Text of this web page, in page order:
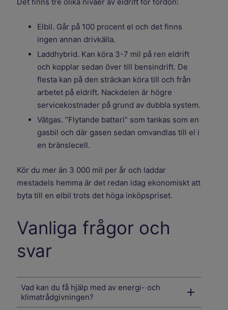
Elbil. Går på 100 procent el och det finns
ingen annan drivkälla.
Laddhybrid. Kan köra 3-7 mil på ren eldrift
och kopplar sedan över till bensindrift. De
flesta kan på den sträckan köra till och från
arbetet på eldrift. Nackdelen är högre
servicekostnader på grund av dubbla system.
Vätgas. ”Flytande batteri” som tankas som en
gasbil och där gasen sedan omvandlas till el i
en bränslecell.
Kör du mer än 3 000 mil per år och laddar
mestadels hemma är det redan idag ekonomiskt att
byta till en elbil trots det höga inköpspriset.
Vanliga frågor och
svar
Vad kan du få hjälp med av energi- och
klimatrådgivningen?